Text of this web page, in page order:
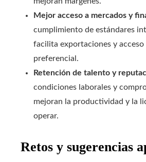
Mejor acceso a mercados y
cumplimiento de estándares
facilita exportaciones y
preferencial.
Retención de talento y
condiciones laborales y
mejoran la productividad y la
operar.
Retos y sugerencias